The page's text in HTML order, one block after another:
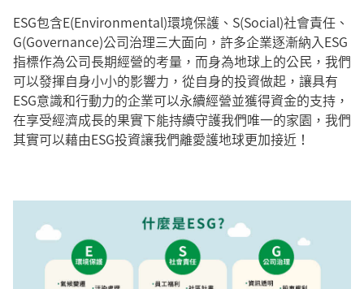
ESG包含E(Environmental)環境保護、S(Social)社會責任、
G(Governance)公司治理三大面向，許多企業逐漸納入ESG
指標作為公司長期經營的考量，而身為地球上的公民，我們
可以發揮自身小小的影響力，從自身的投資做起，讓具有
ESG意識和行動力的企業可以永續經營並獲得資金的支持，
在享受經濟成長的果實下能持續守護我們唯一的家園，我們
其實可以藉由ESG投資讓我們離愛護地球更加接近！